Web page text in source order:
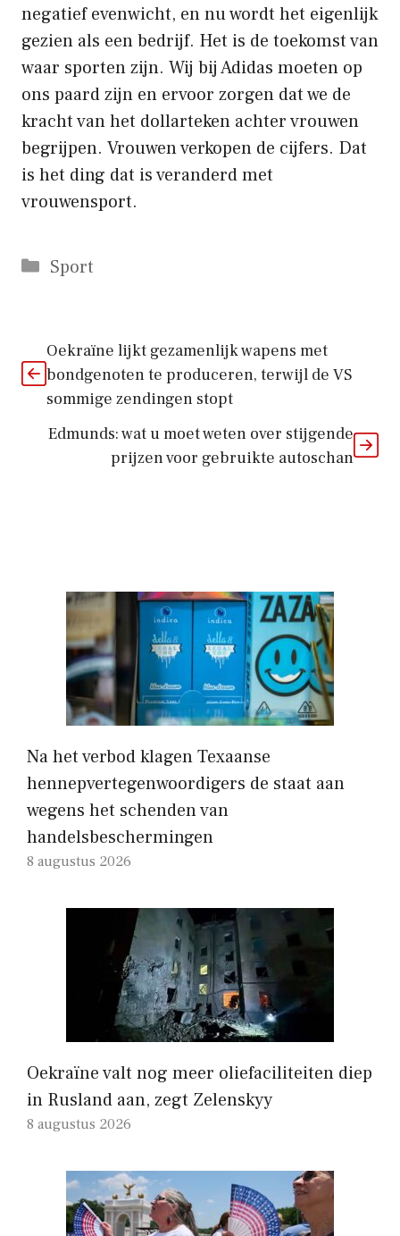
negatief evenwicht, en nu wordt het eigenlijk
gezien als een bedrijf. Het is de toekomst van
waar sporten zijn. Wij bij Adidas moeten op
ons paard zijn en ervoor zorgen dat we de
kracht van het dollarteken achter vrouwen
begrijpen. Vrouwen verkopen de cijfers. Dat
is het ding dat is veranderd met
vrouwensport.
Categorieën
Sport
Oekraïne lijkt gezamenlijk wapens met
bondgenoten te produceren, terwijl de VS
sommige zendingen stopt
Edmunds: wat u moet weten over stijgende
prijzen voor gebruikte autoschan
Na het verbod klagen Texaanse
hennepvertegenwoordigers de staat aan
wegens het schenden van
handelsbeschermingen
8 augustus 2026
Oekraïne valt nog meer oliefaciliteiten diep
in Rusland aan, zegt Zelenskyy
8 augustus 2026